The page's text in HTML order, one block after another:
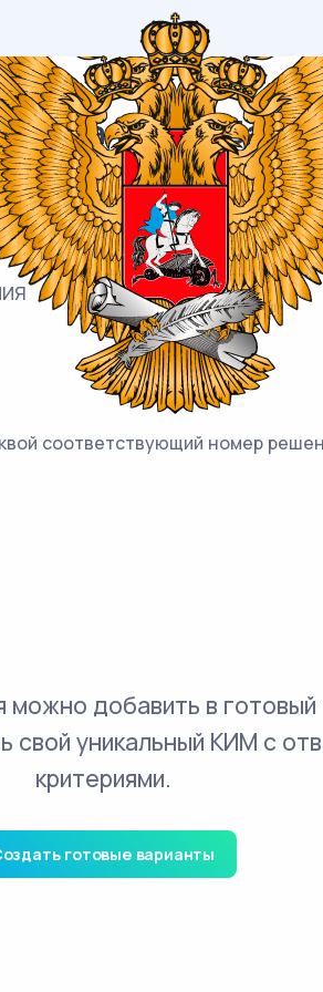
ЕГЭ / База
одно из решений в правом
соответствующий номер
добавить в готовый
свой уникальный КИМ с
критериями.
готовые варианты